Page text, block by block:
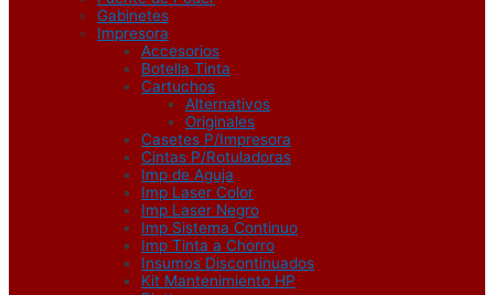
Gabinetes
Impresora
Accesorios
Botella Tinta
Cartuchos
Alternativos
Originales
Casetes P/Impresora
Cintas P/Rotuladoras
Imp de Aguja
Imp Laser Color
Imp Laser Negro
Imp Sistema Continuo
Imp Tinta a Chorro
Insumos Discontinuados
Kit Mantenimiento HP